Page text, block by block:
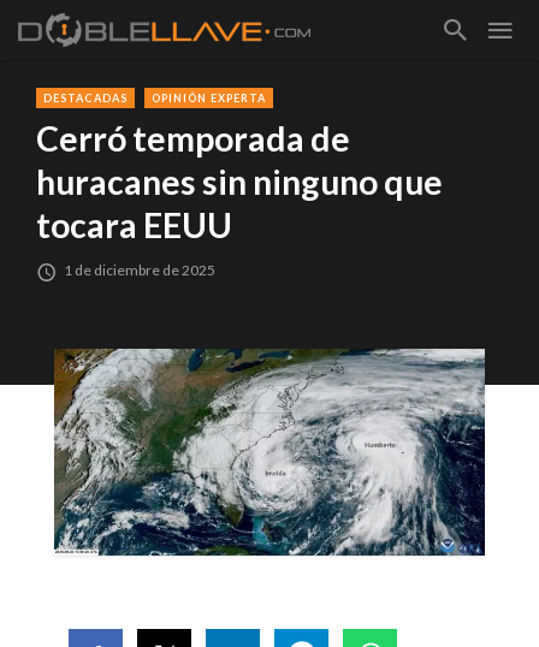
DESTACADAS OPINIÓN EXPERTA
Cerró temporada de
huracanes sin ninguno que
tocara EEUU
1 de diciembre de 2025